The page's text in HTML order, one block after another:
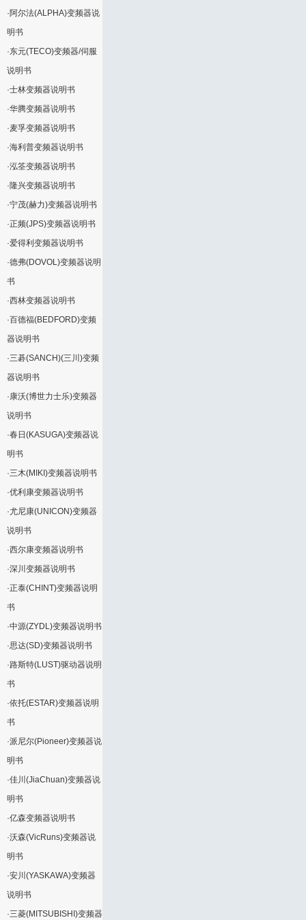
·阿尔法(ALPHA)变频器说
明书
·东元(TECO)变频器/伺服
说明书
·士林变频器说明书
·华腾变频器说明书
·麦孚变频器说明书
·海利普变频器说明书
·泓筌变频器说明书
·隆兴变频器说明书
·宁茂(赫力)变频器说明书
·正频(JPS)变频器说明书
·爱得利变频器说明书
·德弗(DOVOL)变频器说明
书
·西林变频器说明书
·百德福(BEDFORD)变频
器说明书
·三碁(SANCH)(三川)变频
器说明书
·康沃(博世力士乐)变频器
说明书
·春日(KASUGA)变频器说
明书
·三木(MIKI)变频器说明书
·优利康变频器说明书
·尤尼康(UNICON)变频器
说明书
·西尔康变频器说明书
·深川变频器说明书
·正泰(CHINT)变频器说明
书
·中源(ZYDL)变频器说明书
·思达(SD)变频器说明书
·路斯特(LUST)驱动器说明
书
·依托(ESTAR)变频器说明
书
·派尼尔(Pioneer)变频器说
明书
·佳川(JiaChuan)变频器说
明书
·亿森变频器说明书
·沃森(VicRuns)变频器说
明书
·安川(YASKAWA)变频器
说明书
·三菱(MITSUBISHI)变频器